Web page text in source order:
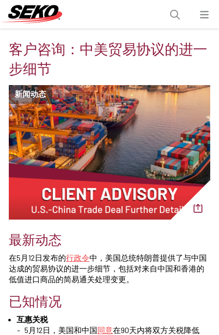
客户咨询：中美贸易协议的进一
步细节
新闻动态
最新动态
在5月12日发布的行政令中，美国总统特朗普提供了与中国
达成的贸易协议的进一步细节，包括对来自中国和香港的
低值进口商品的简易通关处理变更。
已知情况
互惠关税
5月12日，美国和中国同意在90天内将双方关税降低